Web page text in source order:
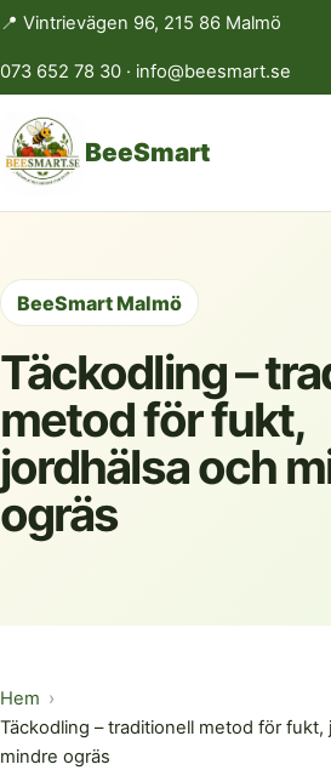
📍 Vintrievägen 96, 215 86 Malmö
073 652 78 30 · info@beesmart.se
BeeSmart
BeeSmart Malmö
Täckodling –
metod för fukt,
jordhälsa och
ogräs
Hem
Täckodling – traditionell metod för fukt,
mindre ogräs